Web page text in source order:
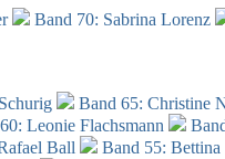
Band 70: Sabrina Lorenz
Band 65: Christine
Leonie Flachsmann
Ball
Band 55: